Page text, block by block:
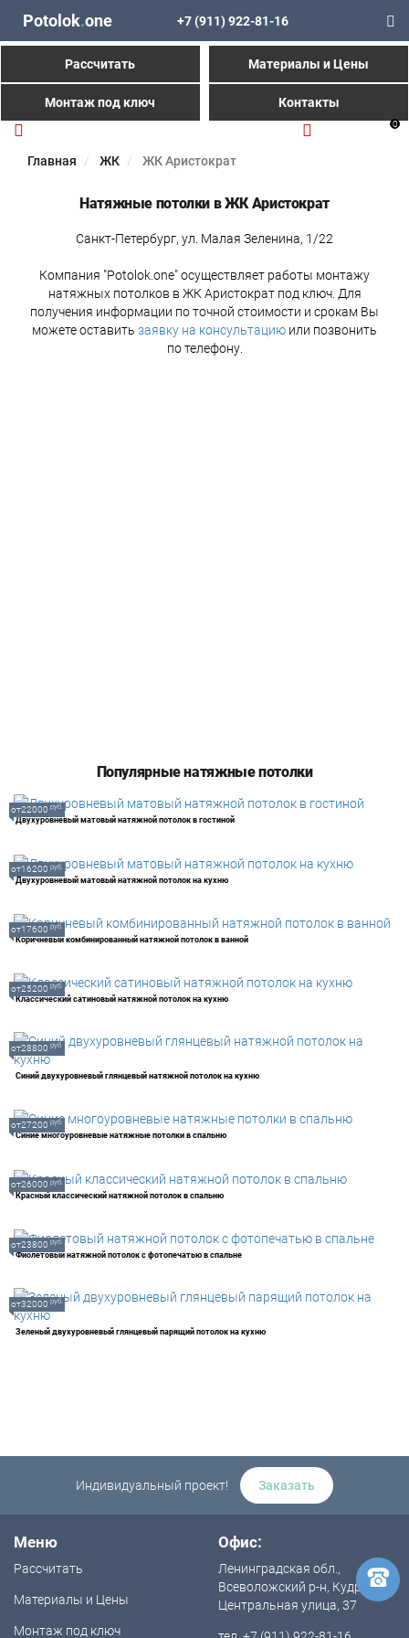
Potolok.one +7 (911) 922-81-16
Рассчитать Материалы и Цены
Монтаж под ключ Контакты
0
Главная ЖК ЖК Аристократ
Натяжные потолки в ЖК Аристократ
Санкт-Петербург, ул. Малая Зеленина, 1/22
Компания "Potolok.one" осуществляет работы монтажу
натяжных потолков в ЖК Аристократ под ключ. Для
получения информации по точной стоимости и срокам Вы
можете оставить заявку на консультацию или позвонить
по телефону.
Популярные натяжные потолки
Двухуровневый матовый натяжной потолок в гостиной
от22000 руб.
Двухуровневый матовый натяжной потолок на кухню
от16200 руб.
Коричневый комбинированный натяжной потолок в ванной
от17600 руб.
Классический сатиновый натяжной потолок на кухню
от25200 руб.
Синий двухуровневый глянцевый натяжной потолок на кухню
от28800 руб.
Синие многоуровневые натяжные потолки в спальню
от27200 руб.
Красный классический натяжной потолок в спальню
от26000 руб.
Фиолетовый натяжной потолок с фотопечатью в спальне
от23800 руб.
Зеленый двухуровневый глянцевый парящий потолок на кухню
от32000 руб.
Индивидуальный проект! Заказать
Меню
Рассчитать
Материалы и Цены
Монтаж под ключ
Офис:
Ленинградская обл.,
Всеволожский р-н, Кудрово,
Центральная улица, 37